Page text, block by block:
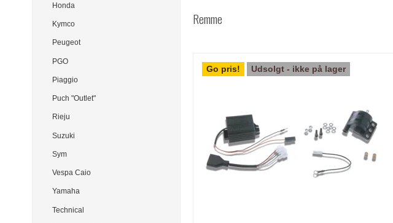
Honda
Kymco
Peugeot
PGO
Piaggio
Puch "Outlet"
Rieju
Suzuki
Sym
Vespa Caio
Yamaha
Technical
Remme
Go pris! Udsolgt - ikke på lager